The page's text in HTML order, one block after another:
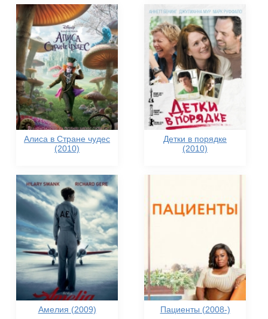
Алиса в Стране чудес
(2010)
Детки в порядке
(2010)
Амелия (2009) Пациенты (2008-)